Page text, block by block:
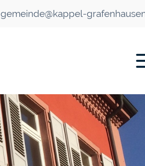
gemeinde@kappel-